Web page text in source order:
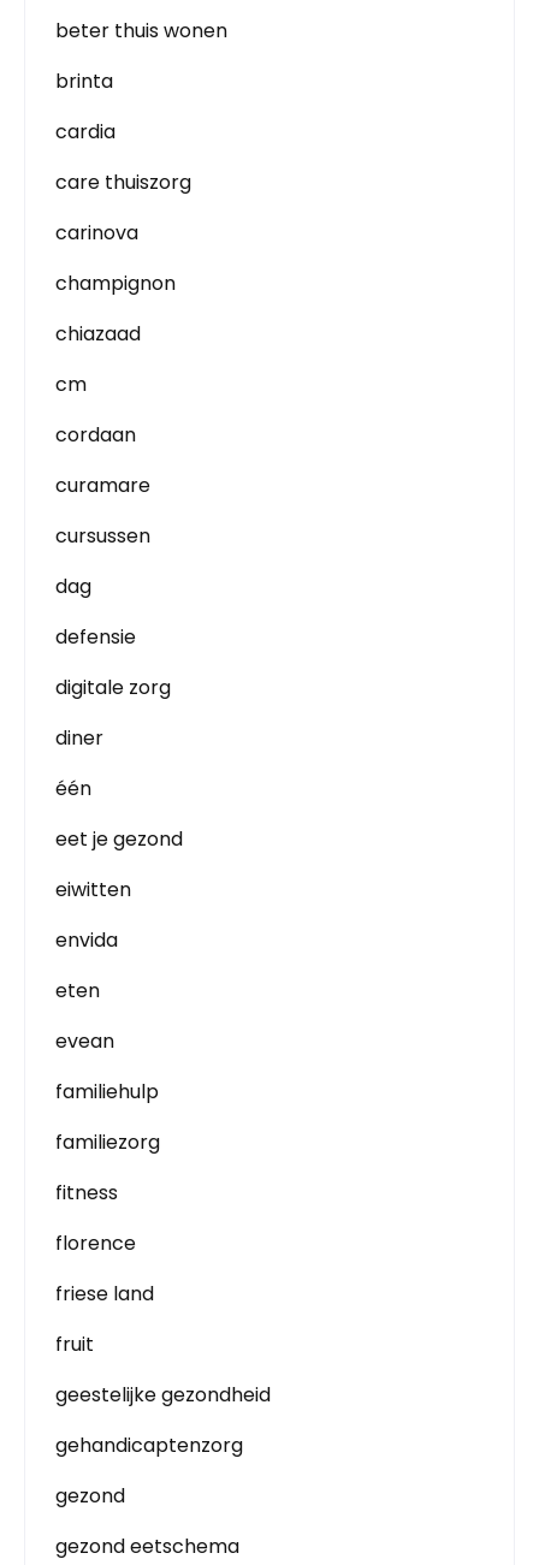
beter thuis wonen
brinta
cardia
care thuiszorg
carinova
champignon
chiazaad
cm
cordaan
curamare
cursussen
dag
defensie
digitale zorg
diner
één
eet je gezond
eiwitten
envida
eten
evean
familiehulp
familiezorg
fitness
florence
friese land
fruit
geestelijke gezondheid
gehandicaptenzorg
gezond
gezond eetschema